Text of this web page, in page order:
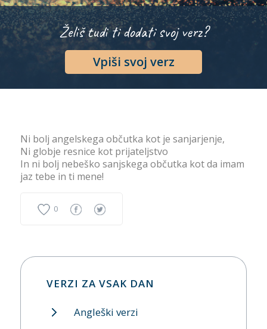
Želiš tudi ti dodati svoj verz?
Vpiši svoj verz
Ni bolj angelskega občutka kot je sanjarjenje,
Ni globje resnice kot prijateljstvo
In ni bolj nebeško sanjskega občutka kot da imam
jaz tebe in ti mene!
0
VERZI ZA VSAK DAN
Angleški verzi